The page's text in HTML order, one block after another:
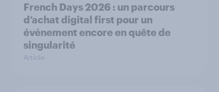
French Days 2026 : un parcours
d’achat digital first pour un
événement encore en quête de
singularité
Article